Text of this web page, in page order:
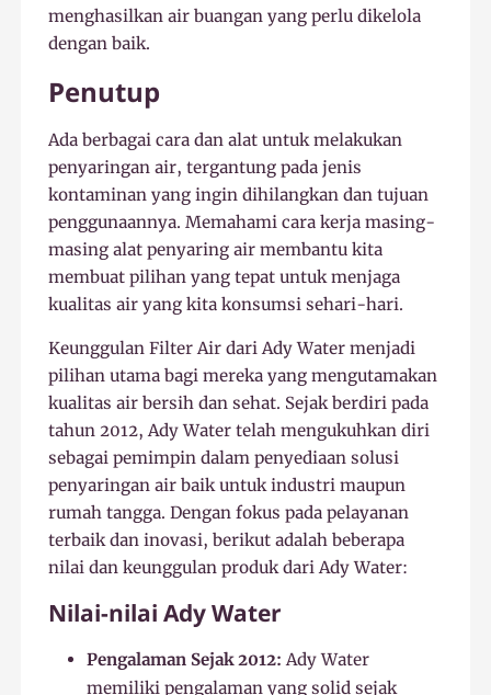
menghasilkan air buangan yang perlu dikelola
dengan baik.
Penutup
Ada berbagai cara dan alat untuk melakukan
penyaringan air, tergantung pada jenis
kontaminan yang ingin dihilangkan dan tujuan
penggunaannya. Memahami cara kerja masing-
masing alat penyaring air membantu kita
membuat pilihan yang tepat untuk menjaga
kualitas air yang kita konsumsi sehari-hari.
Keunggulan Filter Air dari Ady Water menjadi
pilihan utama bagi mereka yang mengutamakan
kualitas air bersih dan sehat. Sejak berdiri pada
tahun 2012, Ady Water telah mengukuhkan diri
sebagai pemimpin dalam penyediaan solusi
penyaringan air baik untuk industri maupun
rumah tangga. Dengan fokus pada pelayanan
terbaik dan inovasi, berikut adalah beberapa
nilai dan keunggulan produk dari Ady Water:
Nilai-nilai Ady Water
Pengalaman Sejak 2012: Ady Water
memiliki pengalaman yang solid sejak